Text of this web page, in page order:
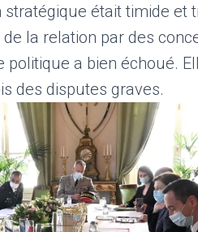
était timide et
la relation par des
politique a bien échoué.
des disputes graves.